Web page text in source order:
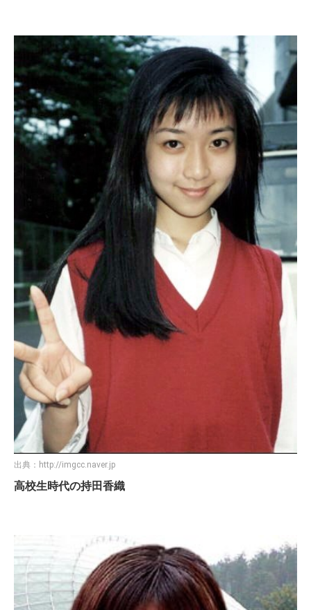
出典： http://imgcc.naver.jp
高校生時代の持田香織